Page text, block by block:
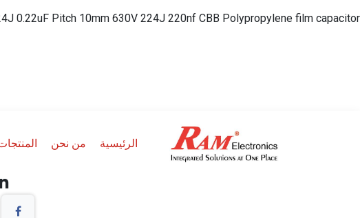
0.22uF Pitch 10mm 630V 224J 220nf CBB Polypropylene film capacitor
الرئيسية من نحن